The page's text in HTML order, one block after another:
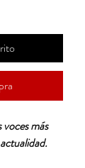
voces más